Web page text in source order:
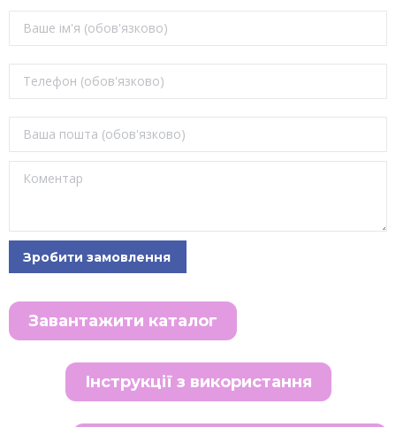
Завантажити каталог
Інструкції з використання